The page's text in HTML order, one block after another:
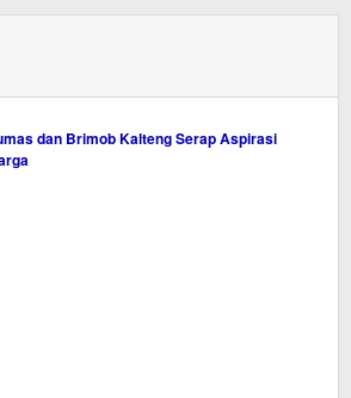
dan Brimob Kalteng Serap Aspirasi